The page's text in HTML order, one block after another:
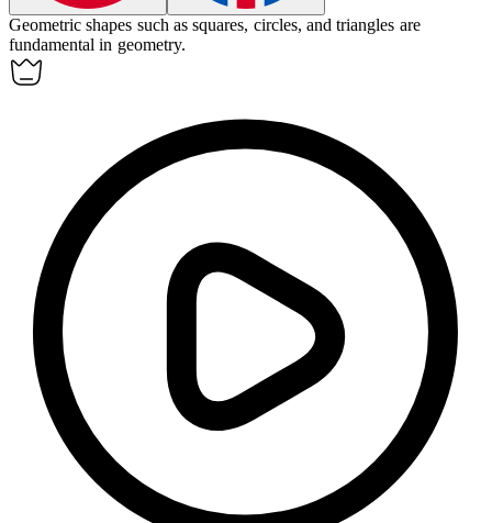
Geometric shapes such as squares, circles, and triangles are
fundamental in geometry.